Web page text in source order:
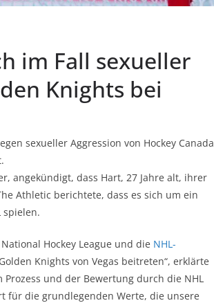
im Fall sexueller
Knights bei
sexueller Aggression von Hockey Canada
angekündigt, dass Hart, 27 Jahre alt, ihrer
Athletic berichtete, dass es sich um ein
spielen.
Hockey League und die NHL-
Knights von Vegas beitreten“, erklärte
und der Bewertung durch die NHL
für die grundlegenden Werte, die unsere